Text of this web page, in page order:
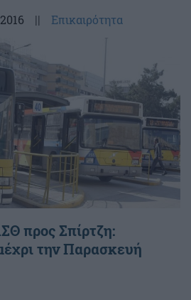
|| Επικαιρότητα
προς Σπίρτζη:
την Παρασκευή